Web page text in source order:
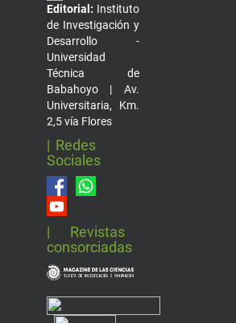
Editorial: Instituto
de Investigación y
Desarrollo -
Universidad
Técnica de
Babahoyo | Av.
Universitaria, Km.
2,5 vía Flores
| Redes
Sociales
| Revistas
consorciadas